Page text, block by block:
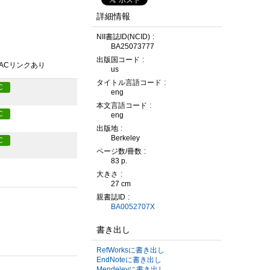
リンクあり
詳細情報
NII書誌ID(NCID)
BA25073777
出版国コード
us
タイトル言語コード
eng
本文言語コード
eng
出版地
Berkeley
ページ数/冊数
83 p.
大きさ
27 cm
親書誌ID
BA0052707X
書き出し
RefWorksに書き出し
EndNoteに書き出し